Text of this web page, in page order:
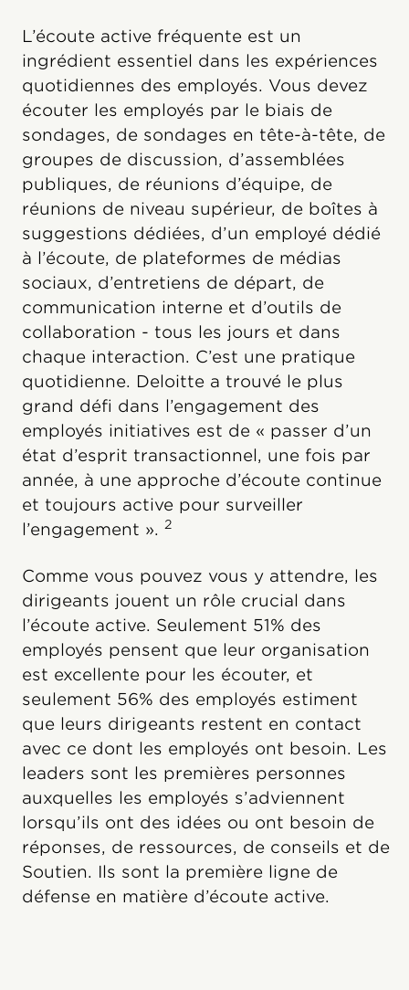
L’écoute active fréquente est un
ingrédient essentiel dans les expériences
quotidiennes des employés. Vous devez
écouter les employés par le biais de
sondages, de sondages en tête-à-tête, de
groupes de discussion, d’assemblées
publiques, de réunions d’équipe, de
réunions de niveau supérieur, de boîtes à
suggestions dédiées, d’un employé dédié
à l’écoute, de plateformes de médias
sociaux, d’entretiens de départ, de
communication interne et d’outils de
collaboration - tous les jours et dans
chaque interaction. C’est une pratique
quotidienne. Deloitte a trouvé le plus
grand défi dans l’engagement des
employés initiatives est de « passer d’un
état d’esprit transactionnel, une fois par
année, à une approche d’écoute continue
et toujours active pour surveiller
l’engagement ». 2
Comme vous pouvez vous y attendre, les
dirigeants jouent un rôle crucial dans
l’écoute active. Seulement 51% des
employés pensent que leur organisation
est excellente pour les écouter, et
seulement 56% des employés estiment
que leurs dirigeants restent en contact
avec ce dont les employés ont besoin. Les
leaders sont les premières personnes
auxquelles les employés s’adviennent
lorsqu’ils ont des idées ou ont besoin de
réponses, de ressources, de conseils et de
Soutien. Ils sont la première ligne de
défense en matière d’écoute active.